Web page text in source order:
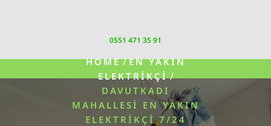
0551 471 35 91
HOME/EN YAKIN
ELEKTRIKÇI/
DAVUTKADI
MAHALLESI EN YAKIN
ELEKTRIKÇI 7/24